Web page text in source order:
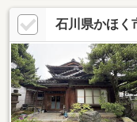
エアコン2台や食洗機、
から揃っているため、す
す。■即入居可／津幡町
でAmazonギフトカード
が湧く高性能な家を、ぜ
石川県かほく